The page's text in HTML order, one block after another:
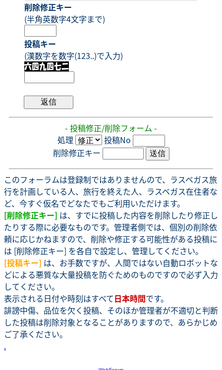
削除修正キー
(半角英数字4文字まで)
投稿キー
(漢数字を数字(123..)で入力)
- 投稿修正/削除フォーム -
処理
投稿No
削除修正キー
このフォーラムは登録制ではありませんので、ラスベガス旅
行を計画している人、旅行を終えた人、ラスベガス在住者な
ど、今すぐ仮名でどなたでもご利用いただけます。
[削除修正キー] は、すでに投稿した内容を削除したり修正し
たりする際に必要なものです。管理者側では、個別の削除依
頼に応じかねますので、削除や修正する可能性がある投稿に
は [削除修正キー] を各自で設定し、管理してください。
[投稿キー] は、お手数ですが、人間ではない自動ロボットな
どによる悪質な大量投稿を防ぐためのものですので必ず入力
してください。
表示される日付や時刻はすべて日本時間です。
誹謗中傷、品位を欠く投稿、そのほか管理者が不適切と判断
した投稿は削除対象となることがありますので、あらかじめ
ご了承ください。
.